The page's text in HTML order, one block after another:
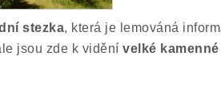
stezka, která je lemováná
jsou zde k vidění velké